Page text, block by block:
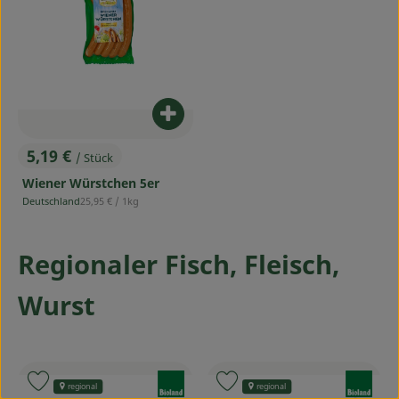
, Preis:
5,19 € / Stück
Wiener Würstchen 5er
, Herkunft:
Deutschland, Referenzpreis:
25,95 € / 1kg
Produkt zum Warenkorb
Regionaler Fisch, Fleisch,
Wurst
regional
Produkt zu Favouriten hinzufügen regional
Produkt zu Favouriten